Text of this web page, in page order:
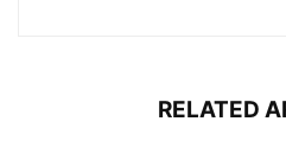
RELATED